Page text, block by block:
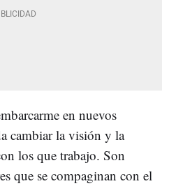
en nuevos
cambiar la visión y la
los que trabajo. Son
que se compaginan con el